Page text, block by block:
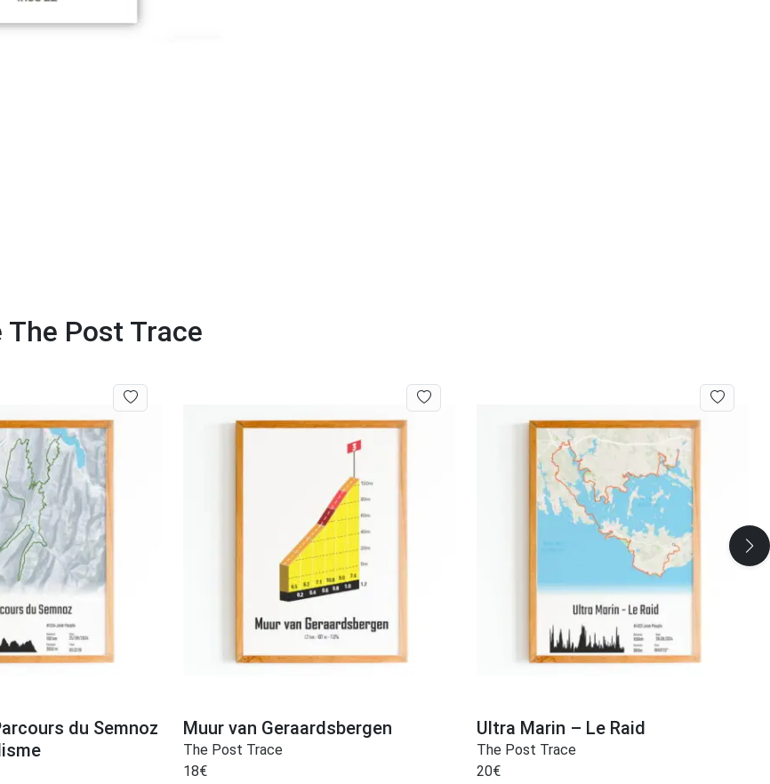
Post Trace
du Semnoz
Muur van Geraardsbergen
The Post Trace
18€
Ultra Marin – Le Raid
The Post Trace
20€